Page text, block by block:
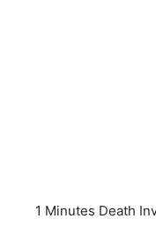
1 Minutes Death